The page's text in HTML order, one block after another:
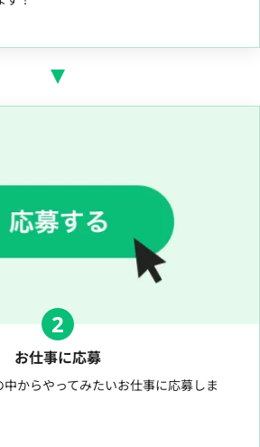
2
お仕事に応募
からやってみたいお仕事に応募しま